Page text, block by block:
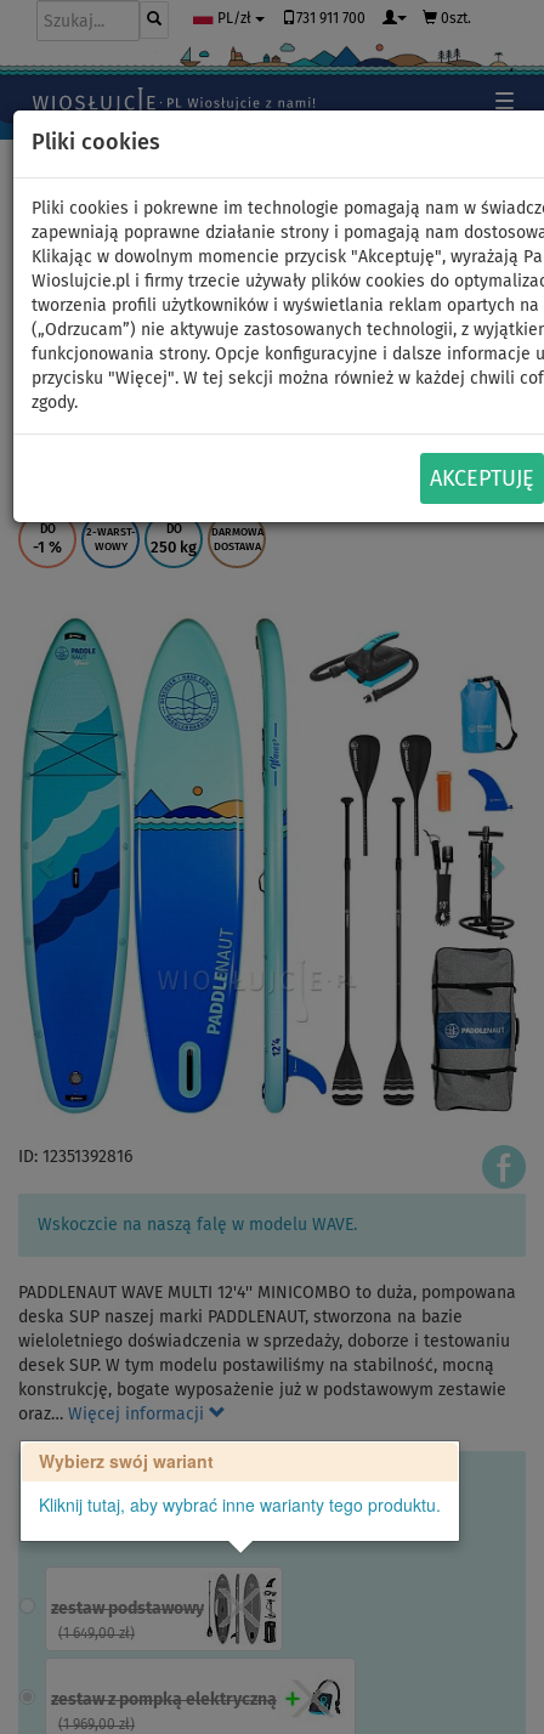
Pliki cookies
Pliki cookies i pokrewne im technologie pomagają nam w
zapewniają poprawne działanie strony i pomagają nam
Klikając w dowolnym momencie przycisk "Akceptuję", wyrażają
Wioslujcie.pl i firmy trzecie używały plików cookies do
tworzenia profili użytkowników i wyświetlania reklam opartych na
(„Odrzucam”) nie aktywuje zastosowanych technologii, z
funkcjonowania strony. Opcje konfiguracyjne i dalsze informacje
przycisku "Więcej". W tej sekcji można również w każdej chwili
zgody.
AKCEPTUJĘ
PL/zł 731 911 700 0szt.
Deska SUP PADDLENAUT WAVE
MULTI 12'4'' MINICOMBO -
pompowany paddleboard -
wariant: zestaw z pompką
DO
-1 %
2-WARST-
WOWY
DO
250 kg
DARMOWA
DOSTAWA
ID: 12351392816
Wskoczcie na naszą falę w modelu WAVE.
PADDLENAUT WAVE MULTI 12'4'' MINICOMBO to duża, pompowana
deska SUP naszej marki PADDLENAUT, stworzona na bazie
wieloletniego doświadczenia w sprzedaży, doborze i testowaniu
desek SUP. W tym modelu postawiliśmy na stabilność, mocną
konstrukcję, bogate wyposażenie już w podstawowym zestawie
oraz… Więcej informacji
Wybierz swój wariant
Kliknij tutaj, aby wybrać inne warianty tego produktu.
zestaw podstawowy
(1 649,00 zł)
zestaw z pompką elektryczną
(1 969,00 zł)